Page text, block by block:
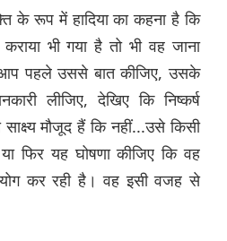
के रूप में हादिया का कहना है कि
भी गया है तो भी वह जाना
पहले उससे बात कीजिए, उसके
लीजिए, देखिए कि निष्कर्ष
मौजूद हैं कि नहीं...उसे किसी
फिर यह घोषणा कीजिए कि वह
कर रही है। वह इसी वजह से